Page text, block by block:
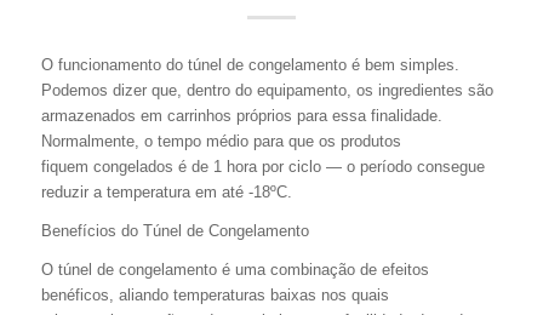
O funcionamento do túnel de congelamento é bem simples.
Podemos dizer que, dentro do equipamento, os ingredientes são
armazenados em carrinhos próprios para essa finalidade.
Normalmente, o tempo médio para que os produtos
fiquem congelados é de 1 hora por ciclo — o período consegue
reduzir a temperatura em até -18ºC.
Benefícios do Túnel de Congelamento
O túnel de congelamento é uma combinação de efeitos
benéficos, aliando temperaturas baixas nos quais